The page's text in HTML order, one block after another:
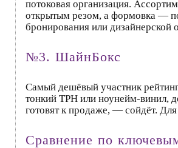
потоковая организация.
открытым резом, а формовка —
бронирования или дизайнерской
№3. ШайнБокс
Самый дешёвый участник
тонкий TPH или ноунейм-винил,
готовят к продаже, — сойдёт.
Сравнение по